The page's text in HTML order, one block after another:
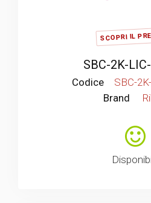
SCOPRI IL
SBC-2K-
Codice
SBC-
Brand